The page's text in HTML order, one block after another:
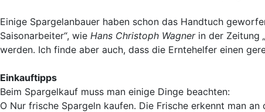
Einige Spargelanbauer haben schon das Handtuch
Saisonarbeiter“, wie Hans Christoph Wagnerin der Zeitung
werden. Ich finde aber auch, dass die Erntehelfer einen
Einkauftipps
Beim Spargelkauf muss man einige Dinge beachten:
O Nur frische Spargeln kaufen. Die Frische erkennt man